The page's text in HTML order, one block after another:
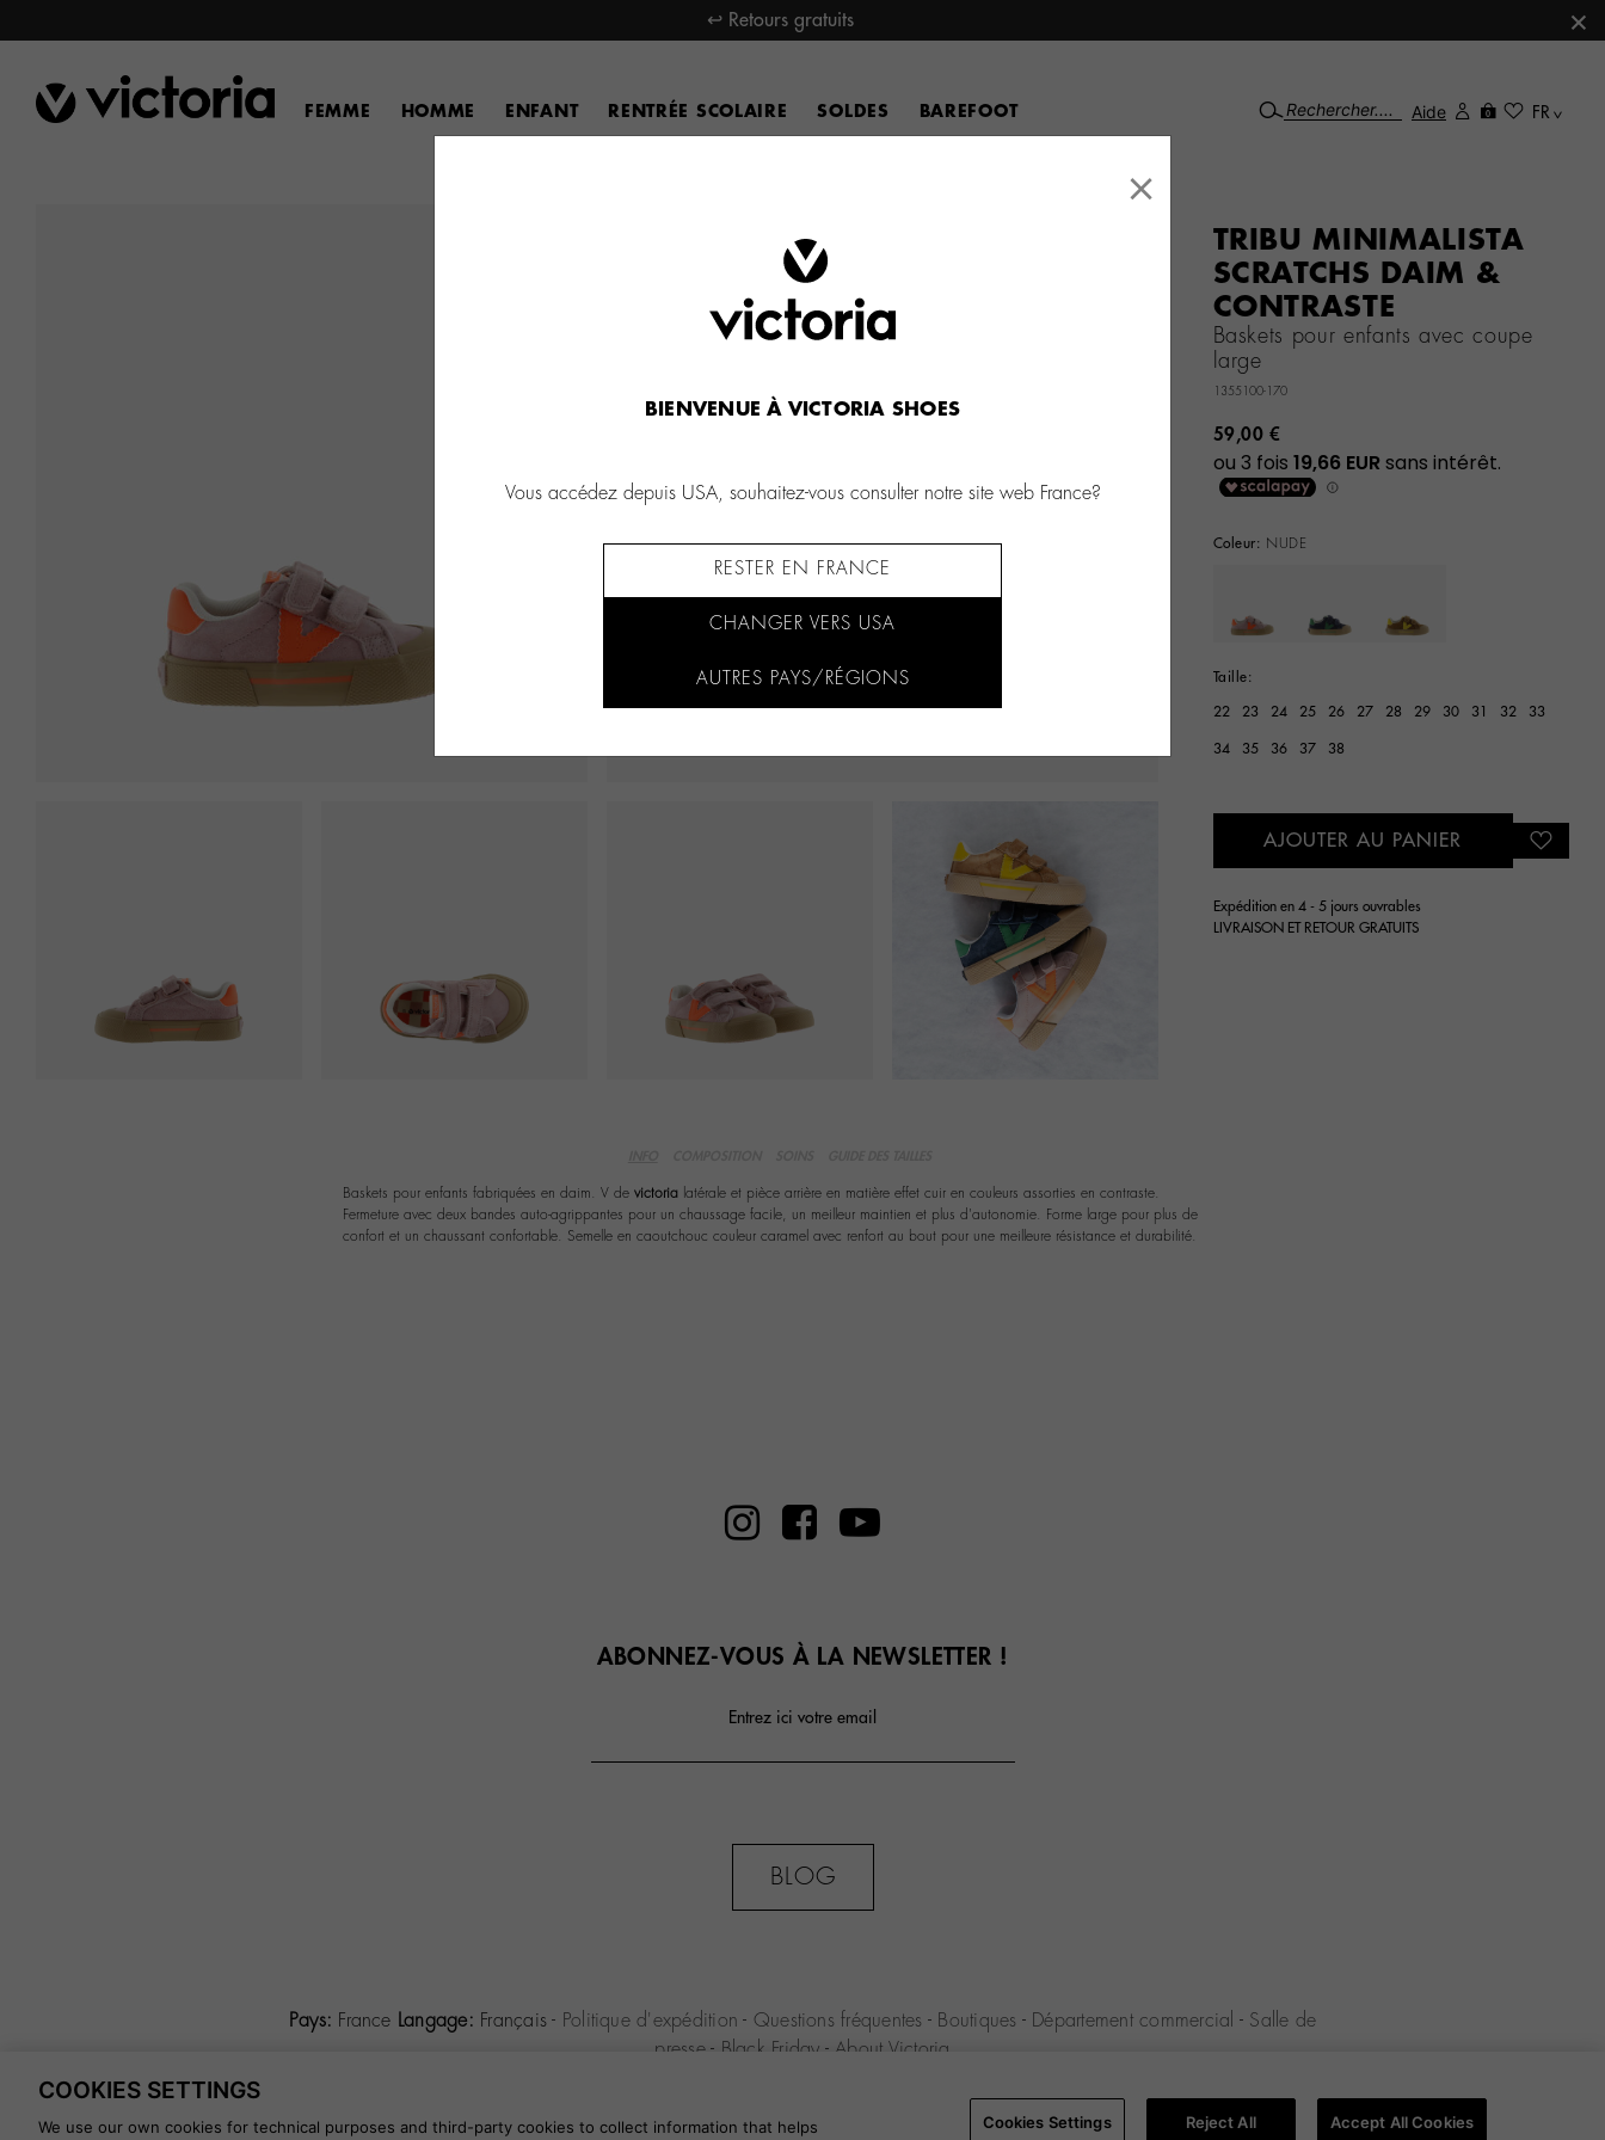
↩ Retours gratuits ×
FEMME HOMME ENFANT RENTRÉE SCOLAIRE SOLDES BAREFOOT Aide FR
TRIBU MINIMALISTA
SCRATCHS DAIM &
CONTRASTE
Baskets pour enfants avec coupe
large
1355100-170
59,00 €
Coleur: NUDE
Taille:
22 23 24 25 26 27 28 29 30 31 32 33
34 35 36 37 38
AJOUTER AU PANIER
Expédition en 4 - 5 jours ouvrables
LIVRAISON ET RETOUR GRATUITS
Baskets pour enfants fabriquées en daim. V de victoria latérale et pièce arrière en matière effet cuir en couleurs assorties en contraste.
Fermeture avec deux bandes auto-agrippantes pour un chaussage facile, un meilleur maintien et plus d'autonomie. Forme large pour plus de
confort et un chaussant confortable. Semelle en caoutchouc couleur caramel avec renfort au bout pour une meilleure résistance et durabilité.
ABONNEZ-VOUS À LA NEWSLETTER !
Entrez ici votre email
BLOG
Pays: France Langage: Français- Politique d'expédition - Questions fréquentes - Boutiques - Département commercial - Salle de
presse- Black Friday - About Victoria
Politique de confidentialité-Politique de cookies-Cookies
Settings
×
BIENVENUE À VICTORIA SHOES
Vous accédez depuis USA, souhaitez-vous consulter notre site web France?
RESTER EN FRANCE
CHANGER VERS USA
AUTRES PAYS/RÉGIONS
COOKIES SETTINGS
We use our own cookies for technical purposes and third-party cookies to collect information that helps Cookies Settings Reject All Accept All Cookies